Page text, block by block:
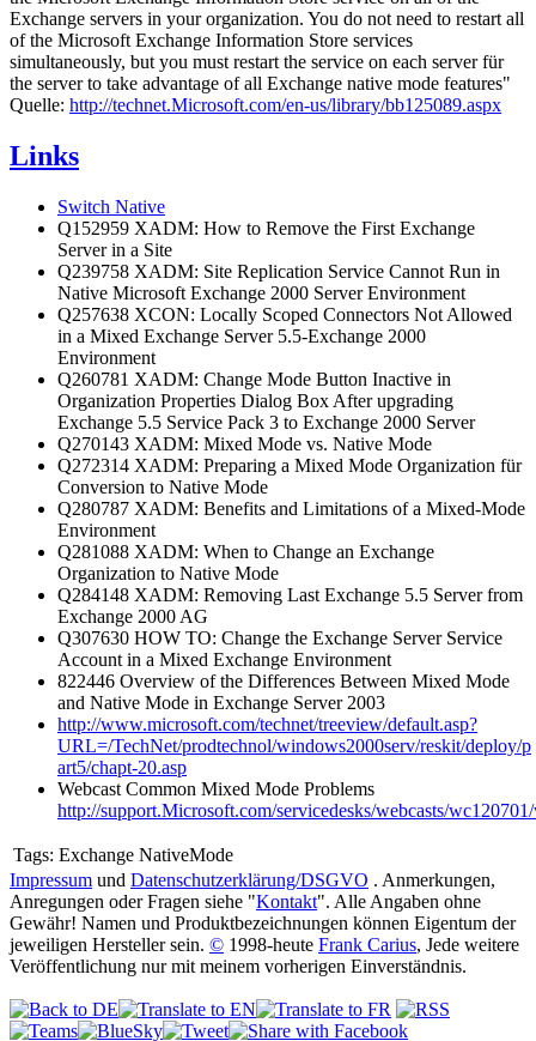
Exchange servers in your organization. You do not need to restart all
of the Microsoft Exchange Information Store services
simultaneously, but you must restart the service on each server für
the server to take advantage of all Exchange native mode features"
Quelle: http://technet.Microsoft.com/en-us/library/bb125089.aspx
Links
Switch Native
Q152959 XADM: How to Remove the First Exchange
Server in a Site
Q239758 XADM: Site Replication Service Cannot Run in
Native Microsoft Exchange 2000 Server Environment
Q257638 XCON: Locally Scoped Connectors Not Allowed
in a Mixed Exchange Server 5.5-Exchange 2000
Environment
Q260781 XADM: Change Mode Button Inactive in
Organization Properties Dialog Box After upgrading
Exchange 5.5 Service Pack 3 to Exchange 2000 Server
Q270143 XADM: Mixed Mode vs. Native Mode
Q272314 XADM: Preparing a Mixed Mode Organization für
Conversion to Native Mode
Q280787 XADM: Benefits and Limitations of a Mixed-Mode
Environment
Q281088 XADM: When to Change an Exchange
Organization to Native Mode
Q284148 XADM: Removing Last Exchange 5.5 Server from
Exchange 2000 AG
Q307630 HOW TO: Change the Exchange Server Service
Account in a Mixed Exchange Environment
822446 Overview of the Differences Between Mixed Mode
and Native Mode in Exchange Server 2003
http://www.microsoft.com/technet/treeview/default.asp?
URL=/TechNet/prodtechnol/windows2000serv/reskit/deploy/p
art5/chapt-20.asp
Webcast Common Mixed Mode Problems
http://support.Microsoft.com/servicedesks/webcasts/
Tags: Exchange NativeMode
Impressum und Datenschutzerklärung/DSGVO . Anmerkungen,
Anregungen oder Fragen siehe "Kontakt". Alle Angaben ohne
Gewähr! Namen und Produktbezeichnungen können Eigentum der
jeweiligen Hersteller sein. © 1998-heute Frank Carius, Jede weitere
Veröffentlichung nur mit meinem vorherigen Einverständnis.